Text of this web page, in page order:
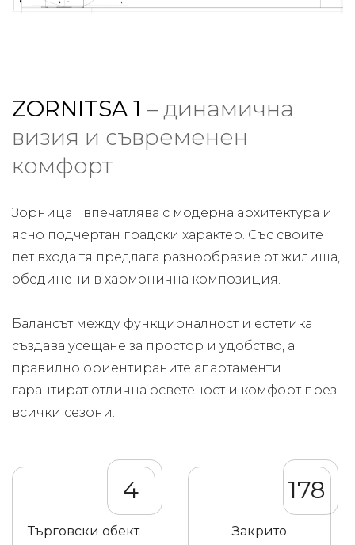
ZORNITSA 1 – динамична
визия и съвременен
комфорт
Зорница 1 впечатлява с модерна архитектура и
ясно подчертан градски характер. Със своите
пет входа тя предлага разнообразие от жилища,
обединени в хармонична композиция.
Балансът между функционалност и естетика
създава усещане за простор и удобство, а
правилно ориентираните апартаменти
гарантират отлична осветеност и комфорт през
всички сезони.
4
Търговски обект
178
Закрито